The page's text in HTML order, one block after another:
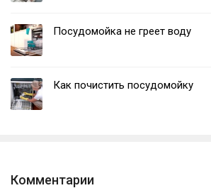
Посудомойка не греет воду
Как почистить посудомойку
Комментарии